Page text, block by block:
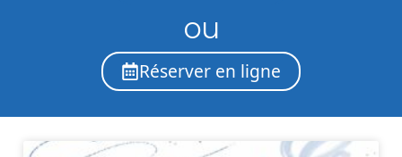
ou
Réserver en ligne